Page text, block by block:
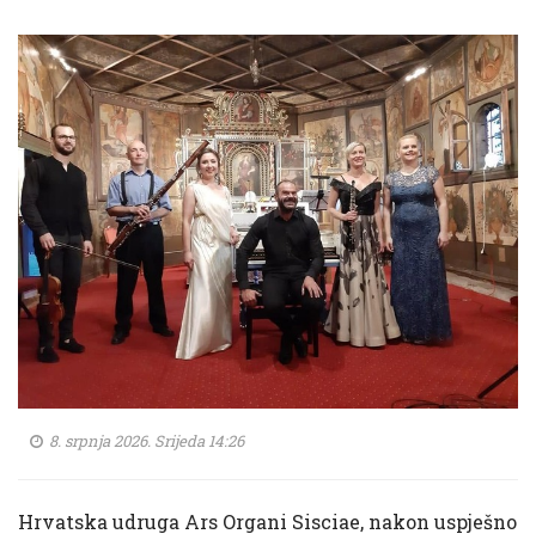
8. srpnja 2026. Srijeda 14:26
Hrvatska udruga Ars Organi Sisciae, nakon uspješno